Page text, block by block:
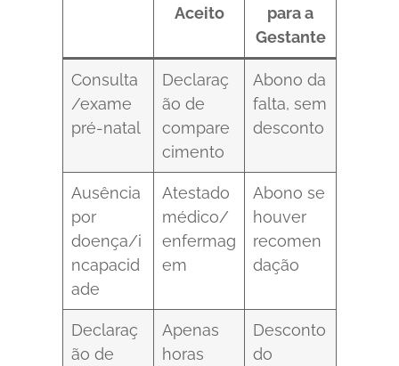
Aceito
para a
Gestante
Consulta
/exame
pré-natal
Declaraç
ão de
compare
cimento
Abono da
falta, sem
desconto
Ausência
por
doença/i
ncapacid
ade
Atestado
médico/
enfermag
em
Abono se
houver
recomen
dação
Declaraç
ão de
Apenas
horas
Desconto
do